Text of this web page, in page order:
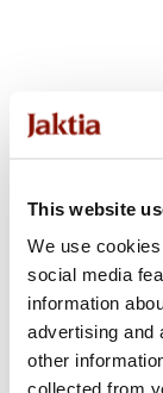
This website
We use
social media
information
advertising and
other
collected from
Woolpower
Long